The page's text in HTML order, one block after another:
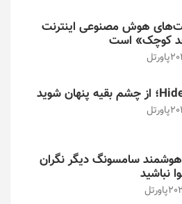
هوش مصنوعی اینترنت
کوچک» است
پاورتل
پاورتل
سامسونگ دیگر نگران
نباشید
پاورتل